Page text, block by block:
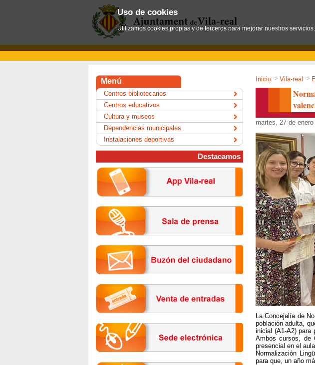
Inicio -> Vila-real ->
martes, 27 de
La Concejalía de
población adulta,
inicial (A1-A2) para
Ambos cursos, de
presencial en el
Normalización
para que, un año
Menú
Centros bibliotecarios
Centros educativos
Cultura y museos
Dependencias municipales
Instalaciones deportivas
Destacamos
Uso de cookies
Utilizamos cookies propias y de terceros para mejorar nuestros